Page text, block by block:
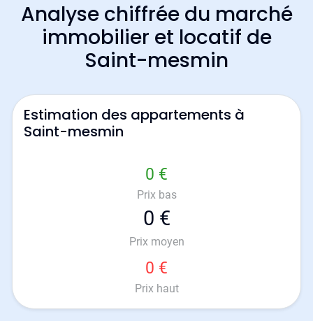
Analyse chiffrée du marché
immobilier et locatif de
Saint-mesmin
Estimation des appartements à
Saint-mesmin
0 €
Prix bas
0 €
Prix moyen
0 €
Prix haut